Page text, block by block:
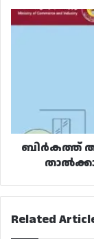
ബിർകത്ത്
അൽ-
മന്ത്രാലയം
ബിർകത്ത്
Related